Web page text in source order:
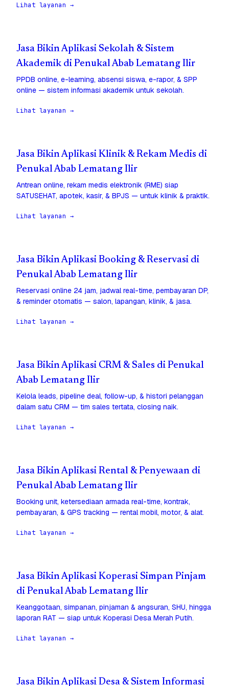
Lihat layanan →
Jasa Bikin Aplikasi Sekolah & Sistem
Akademik di Penukal Abab Lematang Ilir
PPDB online, e-learning, absensi siswa, e-rapor, & SPP
online — sistem informasi akademik untuk sekolah.
Lihat layanan →
Jasa Bikin Aplikasi Klinik & Rekam Medis di
Penukal Abab Lematang Ilir
Antrean online, rekam medis elektronik (RME) siap
SATUSEHAT, apotek, kasir, & BPJS — untuk klinik & praktik.
Lihat layanan →
Jasa Bikin Aplikasi Booking & Reservasi di
Penukal Abab Lematang Ilir
Reservasi online 24 jam, jadwal real-time, pembayaran DP,
& reminder otomatis — salon, lapangan, klinik, & jasa.
Lihat layanan →
Jasa Bikin Aplikasi CRM & Sales di Penukal
Abab Lematang Ilir
Kelola leads, pipeline deal, follow-up, & histori pelanggan
dalam satu CRM — tim sales tertata, closing naik.
Lihat layanan →
Jasa Bikin Aplikasi Rental & Penyewaan di
Penukal Abab Lematang Ilir
Booking unit, ketersediaan armada real-time, kontrak,
pembayaran, & GPS tracking — rental mobil, motor, & alat.
Lihat layanan →
Jasa Bikin Aplikasi Koperasi Simpan Pinjam
di Penukal Abab Lematang Ilir
Keanggotaan, simpanan, pinjaman & angsuran, SHU, hingga
laporan RAT — siap untuk Koperasi Desa Merah Putih.
Lihat layanan →
Jasa Bikin Aplikasi Desa & Sistem Informasi